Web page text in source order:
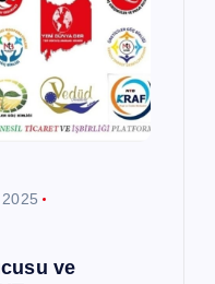
ve